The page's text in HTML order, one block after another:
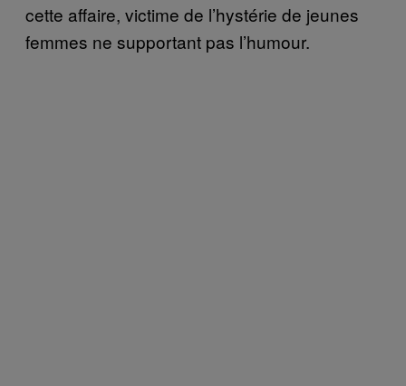
cette affaire, victime de l’hystérie de jeunes
femmes ne supportant pas l’humour.